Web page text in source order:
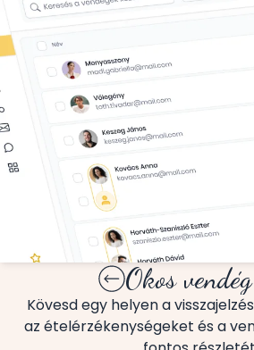
Okos
Kövesd egy helyen a
az ételérzékenységeket és a